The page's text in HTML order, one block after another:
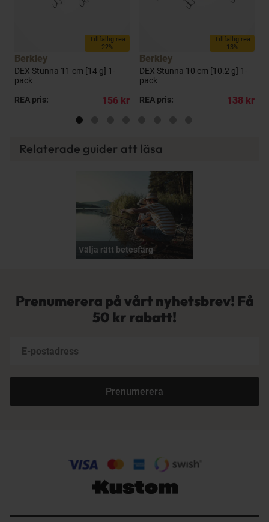
Tillfällig rea
22%
Berkley
DEX Stunna 11 cm [14 g] 1-
pack
REA pris:
156 kr
Tillfällig rea
13%
Berkley
DEX Stunna 10 cm [10.2 g] 1-
pack
REA pris:
138 kr
Relaterade guider att läsa
Välja rätt betesfärg
Prenumerera på vårt nyhetsbrev! Få
50 kr rabatt!
Prenumerera